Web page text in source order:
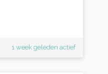
1 week geleden actief